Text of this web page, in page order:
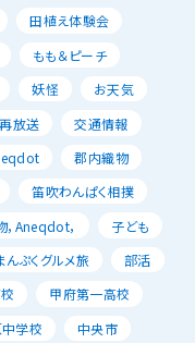
田植え体験会
もも＆ピーチ
妖怪
お天気
再放送
交通情報
郡内織物
笛吹わんぱく相撲
，Aneqdot，
子ども
んぷくグルメ旅
部活
甲府第一高校
学校
中央市